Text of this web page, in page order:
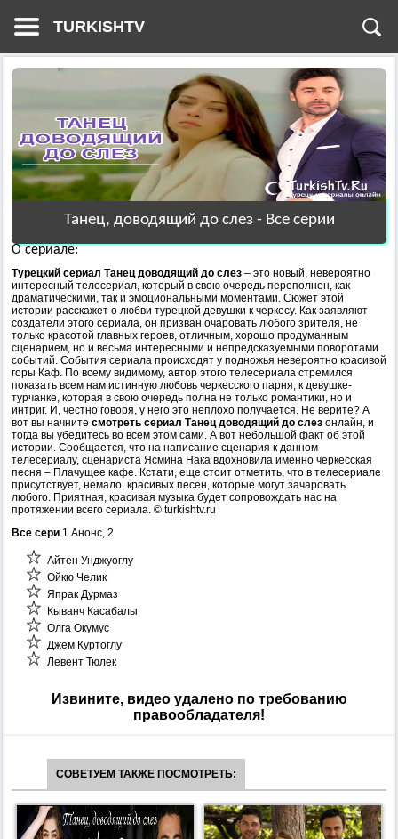
TURKISHTV
Танец, доводящий до слез - Все серии
О сериале:
Турецкий сериал Танец доводящий до слез – это новый, невероятно
интересный телесериал, который в свою очередь переполнен, как
драматическими, так и эмоциональными моментами. Сюжет этой
истории расскажет о любви турецкой девушки к черкесу. Как заявляют
создатели этого сериала, он призван очаровать любого зрителя, не
только красотой главных героев, отличным, хорошо продуманным
сценарием, но и весьма интересными и непредсказуемыми поворотами
событий. События сериала происходят у подножья невероятно красивой
горы Каф. По всему видимому, автор этого телесериала стремился
показать всем нам истинную любовь черкесского парня, к девушке-
турчанке, которая в свою очередь полна не только романтики, но и
интриг. И, честно говоря, у него это неплохо получается. Не верите? А
вот вы начните смотреть сериал Танец доводящий до слез онлайн, и
тогда вы убедитесь во всем этом сами. А вот небольшой факт об этой
истории. Сообщается, что на написание сценария к данном
телесериалу, сценариста Ясмина Нака вдохновила именно черкесская
песня – Плачущее кафе. Кстати, еще стоит отметить, что в телесериале
присутствует, немало, красивых песен, которые могут зачаровать
любого. Приятная, красивая музыка будет сопровождать нас на
протяжении всего сериала. © turkishtv.ru
Все сери 1 Анонс, 2
Айтен Унджуоглу
Ойкю Челик
Япрак Дурмаз
Кыванч Касабалы
Олга Окумус
Джем Куртоглу
Левент Тюлек
Извините, видео удалено по требованию
правообладателя!
СОВЕТУЕМ ТАКЖЕ ПОСМОТРЕТЬ: